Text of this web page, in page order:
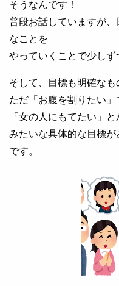
そうなんです！
普段お話していますが
なことを
やっていくことで少しず
そして、目標も明確なも
ただ「お腹を割りたい」
「女の人にもてたい」
みたいな具体的な目標
です。